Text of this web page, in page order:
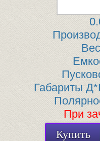
Габариты
При
Купить